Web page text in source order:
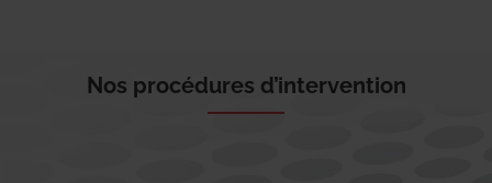
Nos procédures d’intervention